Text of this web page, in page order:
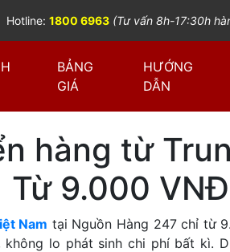
Hotline: 1800 6963 (Tư vấn 8h-17:30h
BẢNG
GIÁ
HƯỚNG
DẪN
hàng từ
Từ 9.000 VNĐ
Nam tại Nguồn Hàng 247 chỉ từ
lo phát sinh chi phí bất kì.